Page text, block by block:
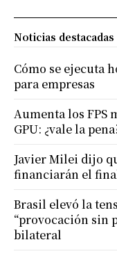
Noticias destacadas
Cómo se ejecuta
para empresas
Aumenta los FPS
GPU: ¿vale la
Javier Milei dijo
financiarán el
Brasil elevó la
“provocación sin
bilateral